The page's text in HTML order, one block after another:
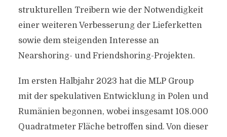
strukturellen Treibern wie der Notwendigkeit
einer weiteren Verbesserung der Lieferketten
sowie dem steigenden Interesse an
Nearshoring- und Friendshoring-Projekten.
Im ersten Halbjahr 2023 hat die MLP Group
mit der spekulativen Entwicklung in Polen und
Rumänien begonnen, wobei insgesamt 108.000
Quadratmeter Fläche betroffen sind. Von dieser